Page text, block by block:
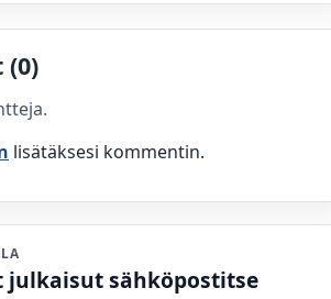
(0)
lisätäksesi kommentin.
julkaisut sähköpostitse